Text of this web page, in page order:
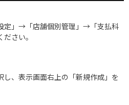
定」→「店舗個別管理」→「支払科
さい。
し、表示画面右上の「新規作成」を